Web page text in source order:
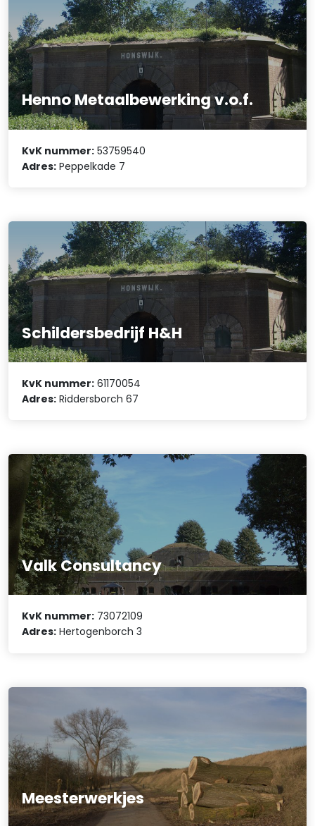
Henno Metaalbewerking v.o.f.
KvK nummer: 53759540
Adres: Peppelkade 7
Schildersbedrijf H&H
KvK nummer: 61170054
Adres: Riddersborch 67
Valk Consultancy
KvK nummer: 73072109
Adres: Hertogenborch 3
Meesterwerkjes